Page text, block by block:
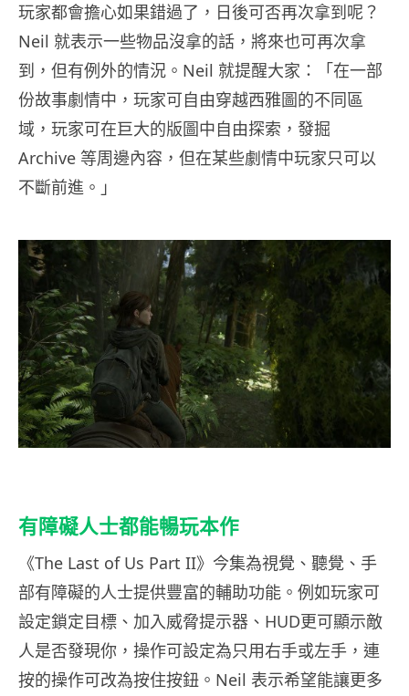
玩家都會擔心如果錯過了，日後可否再次拿到呢？
Neil 就表示一些物品沒拿的話，將來也可再次拿
到，但有例外的情況。Neil 就提醒大家：「在一部
份故事劇情中，玩家可自由穿越西雅圖的不同區
域，玩家可在巨大的版圖中自由探索，發掘
Archive 等周邊內容，但在某些劇情中玩家只可以
不斷前進。」
有障礙人士都能暢玩本作
《The Last of Us Part II》今集為視覺、聽覺、手
部有障礙的人士提供豐富的輔助功能。例如玩家可
設定鎖定目標、加入威脅提示器、HUD更可顯示敵
人是否發現你，操作可設定為只用右手或左手，連
按的操作可改為按住按鈕。Neil 表示希望能讓更多